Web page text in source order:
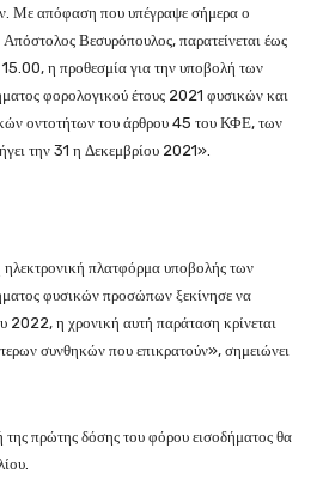
Με απόφαση που υπέγραψε σήμερα ο
Βεσυρόπουλος, παρατείνεται έως
η προθεσμία για την υποβολή των
φορολογικού έτους 2021 φυσικών και
οντοτήτων του άρθρου 45 του ΚΦΕ, των
την 31 η Δεκεμβρίου 2021».
ηλεκτρονική πλατφόρμα υποβολής των
φυσικών προσώπων ξεκίνησε να
2022, η χρονική αυτή παράταση κρίνεται
συνθηκών που επικρατούν», σημειώνει
της πρώτης δόσης του φόρου εισοδήματος θα